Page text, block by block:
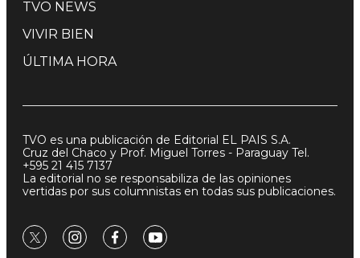
TVO NEWS
VIVIR BIEN
ÚLTIMA HORA
TVO es una publicación de Editorial EL PAIS S.A.
Cruz del Chaco y Prof. Miguel Torres - Paraguay Tel.
+595 21 415 7137
La editorial no se responsabiliza de las opiniones
vertidas por sus columnistas en todas sus publicaciones.
twitterinstagram
facebookyoutube